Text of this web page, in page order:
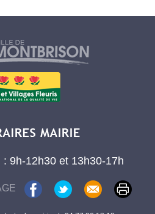
9h-12h30 et 13h30-17h